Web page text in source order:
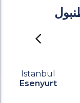
Istanbul
Esenyurt